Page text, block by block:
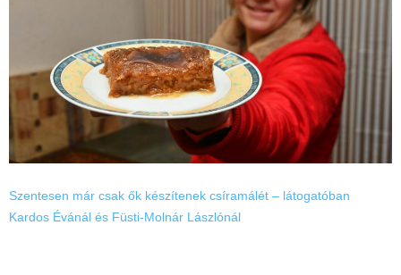
Szentesen már csak ők készítenek csíramálét – látogatóban
Kardos Évánál és Füsti-Molnár Lászlónál